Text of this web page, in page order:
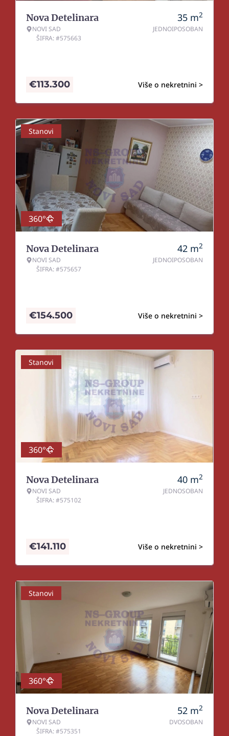
Nova Detelinara
NOVI SAD
ŠIFRA: #575663
35 m2
JEDNOIPOSOBAN
Više o nekretnini >
€113.300
Stanovi
360°
Nova Detelinara
NOVI SAD
ŠIFRA: #575657
42 m2
JEDNOIPOSOBAN
Više o nekretnini >
€154.500
Stanovi
360°
Nova Detelinara
NOVI SAD
ŠIFRA: #575102
40 m2
JEDNOSOBAN
Više o nekretnini >
€141.110
Stanovi
360°
Nova Detelinara
NOVI SAD
ŠIFRA: #575351
52 m2
DVOSOBAN